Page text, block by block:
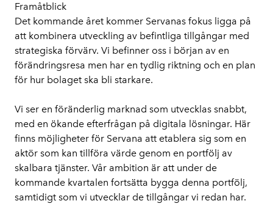
Framåtblick
Det kommande året kommer Servanas fokus ligga på
att kombinera utveckling av befintliga tillgångar med
strategiska förvärv. Vi befinner oss i början av en
förändringsresa men har en tydlig riktning och en plan
för hur bolaget ska bli starkare.
Vi ser en föränderlig marknad som utvecklas snabbt,
med en ökande efterfrågan på digitala lösningar. Här
finns möjligheter för Servana att etablera sig som en
aktör som kan tillföra värde genom en portfölj av
skalbara tjänster. Vår ambition är att under de
kommande kvartalen fortsätta bygga denna portfölj,
samtidigt som vi utvecklar de tillgångar vi redan har.